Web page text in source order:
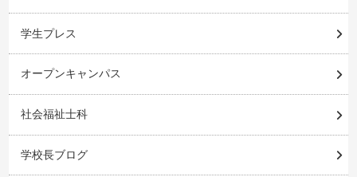
学生プレス
オープンキャンパス
社会福祉士科
学校長ブログ